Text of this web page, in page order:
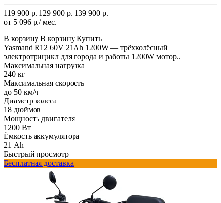
119 900 р. 129 900 р. 139 900 р.
от 5 096 р./ мес.
В корзину В корзину Купить
Yasmand R12 60V 21Ah 1200W — трёхколёсный
электротрицикл для города и работы 1200W мотор..
Максимальная нагрузка
240 кг
Максимальная скорость
до 50 км/ч
Диаметр колеса
18 дюймов
Мощность двигателя
1200 Вт
Ёмкость аккумулятора
21 Ah
Быстрый просмотр
Бесплатная доставка